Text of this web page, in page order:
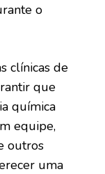
o
clínicas de
que
química
equipe,
outros
uma